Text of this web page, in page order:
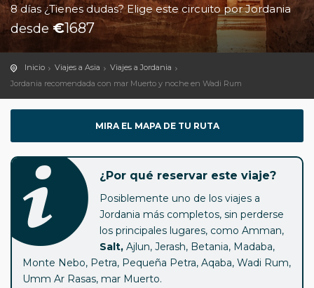
8 días ¿Tienes dudas? Elige este circuito por Jordania
desde€1687
Inicio Viajes a Asia
Viajes a Jordania
Jordania recomendada con mar Muerto y noche en Wadi Rum
MIRA EL MAPA DE TU RUTA
¿Por qué reservar este viaje?
Posiblemente uno de los viajes a
Jordania más completos, sin perderse
los principales lugares, como Amman,
Salt, Ajlun, Jerash, Betania, Madaba,
Monte Nebo, Petra, Pequeña Petra, Aqaba, Wadi Rum,
Umm Ar Rasas, mar Muerto.